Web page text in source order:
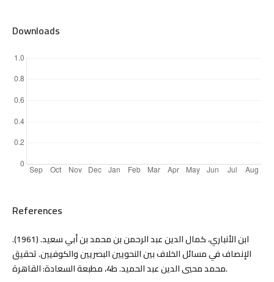
Downloads
References
ابن الأنباري، كمال الدين عبد الرحمن بن محمد بن أبي سعيد. (1961).
الإنصاف في مسائل الخلاف بين النحويين البصريين والكوفيين. تحقيق
محمد محيي الدين عبد الحميد. ط4، مطبعة السعادة: القاهرة.